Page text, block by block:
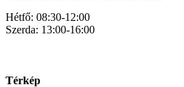
Hétfő: 08:30-12:00
Szerda: 13:00-16:00
Térkép